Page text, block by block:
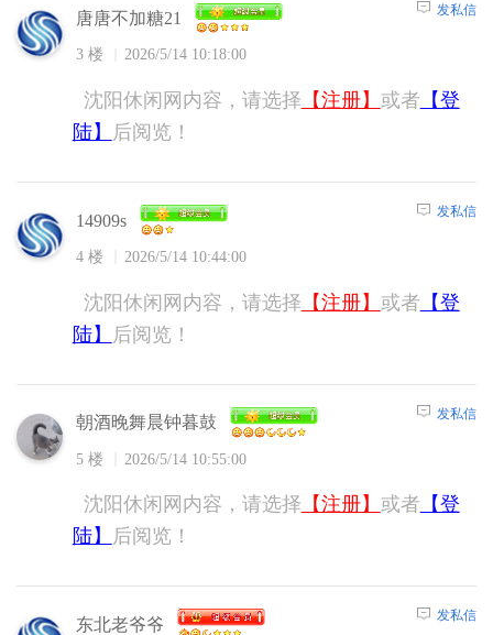
唐唐不加糖21
3 楼 2026/5/14 10:18:00
发私信
沈阳休闲网内容，请选择 【注册】 或者 【登
陆】
后阅览！
14909s
4 楼 2026/5/14 10:44:00
发私信
沈阳休闲网内容，请选择 【注册】 或者 【登
陆】
后阅览！
朝酒晚舞晨钟暮鼓
5 楼 2026/5/14 10:55:00
发私信
沈阳休闲网内容，请选择 【注册】 或者 【登
陆】
后阅览！
东北老爷爷 发私信